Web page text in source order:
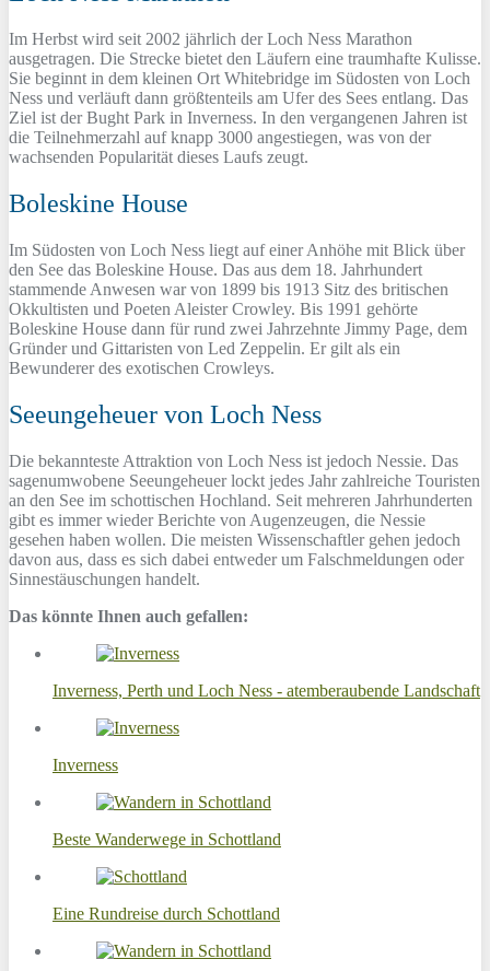
Im Herbst wird seit 2002 jährlich der Loch Ness Marathon
ausgetragen. Die Strecke bietet den Läufern eine traumhafte Kulisse.
Sie beginnt in dem kleinen Ort Whitebridge im Südosten von Loch
Ness und verläuft dann größtenteils am Ufer des Sees entlang. Das
Ziel ist der Bught Park in Inverness. In den vergangenen Jahren ist
die Teilnehmerzahl auf knapp 3000 angestiegen, was von der
wachsenden Popularität dieses Laufs zeugt.
Boleskine House
Im Südosten von Loch Ness liegt auf einer Anhöhe mit Blick über
den See das Boleskine House. Das aus dem 18. Jahrhundert
stammende Anwesen war von 1899 bis 1913 Sitz des britischen
Okkultisten und Poeten Aleister Crowley. Bis 1991 gehörte
Boleskine House dann für rund zwei Jahrzehnte Jimmy Page, dem
Gründer und Gittaristen von Led Zeppelin. Er gilt als ein
Bewunderer des exotischen Crowleys.
Seeungeheuer von Loch Ness
Die bekannteste Attraktion von Loch Ness ist jedoch Nessie. Das
sagenumwobene Seeungeheuer lockt jedes Jahr zahlreiche Touristen
an den See im schottischen Hochland. Seit mehreren Jahrhunderten
gibt es immer wieder Berichte von Augenzeugen, die Nessie
gesehen haben wollen. Die meisten Wissenschaftler gehen jedoch
davon aus, dass es sich dabei entweder um Falschmeldungen oder
Sinnestäuschungen handelt.
Das könnte Ihnen auch gefallen:
Inverness, Perth und Loch Ness - atemberaubende Landschaft
Inverness
Beste Wanderwege in Schottland
Eine Rundreise durch Schottland